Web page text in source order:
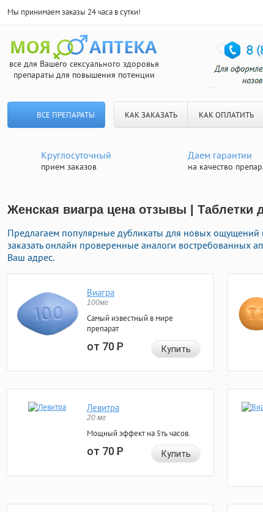
Мы принимаем заказы 24 часа в сутки!
все для Вашего сексуального здоровья
препараты для повышения потенции
ВСЕ ПРЕПАРАТЫ КАК ЗАКАЗАТЬ КАК ОПЛАТИТЬ
Круглосуточный
прием заказов
Даем гарантии
на качество
Женская виагра цена отзывы | Таблетки
Предлагаем популярные дубликаты для новых ощущений
заказать онлайн проверенные аналоги востребованных
Ваш адрес.
Виагра
100мг
Самый известный в мире
препарат
от 70Р Купить
Левитра
20 мг
Мощный эффект на 5ть часов.
от 70Р Купить